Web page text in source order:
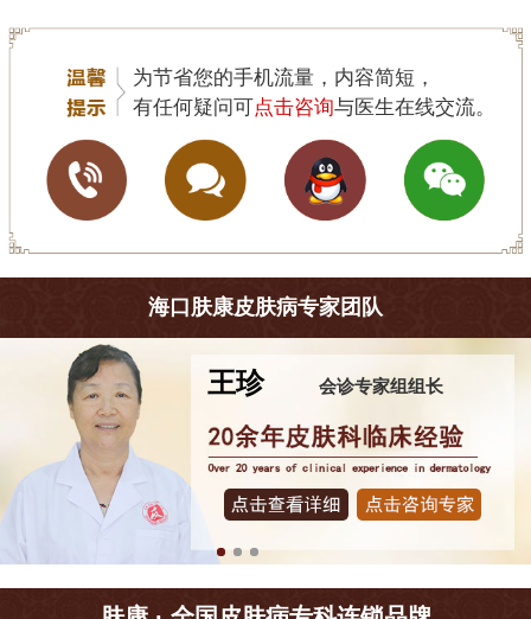
为节省您的手机流量，内容简短，
有任何疑问可点击咨询与医生在线交流。
海口肤康皮肤病专家团队
王珍 会诊专家组组长